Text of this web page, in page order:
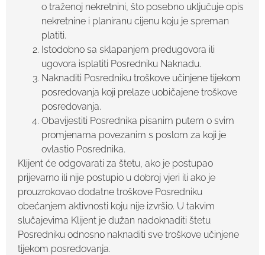
o traženoj nekretnini, što posebno uključuje opis
nekretnine i planiranu cijenu koju je spreman
platiti.
Istodobno sa sklapanjem predugovora ili
ugovora isplatiti Posredniku Naknadu.
Naknaditi Posredniku troškove učinjene tijekom
posredovanja koji prelaze uobičajene troškove
posredovanja.
Obavijestiti Posrednika pisanim putem o svim
promjenama povezanim s poslom za koji je
ovlastio Posrednika.
Klijent će odgovarati za štetu, ako je postupao
prijevarno ili nije postupio u dobroj vjeri ili ako je
prouzrokovao dodatne troškove Posredniku
obećanjem aktivnosti koju nije izvršio. U takvim
slučajevima Klijent je dužan nadoknaditi štetu
Posredniku odnosno naknaditi sve troškove učinjene
tijekom posredovanja.